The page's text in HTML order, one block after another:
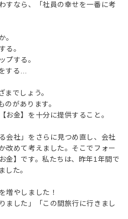
すなら、「社員の幸せを一番に考
。
る。
プする。
する…
までしょう。
のがあります。
お金】を十分に提供すること。
会社」をさらに見つめ直し、会社
改めて考えました。そこでフォー
金】です。私たちは、昨年1年間で
した。
増やしました！
ました」「この間旅行に行きまし